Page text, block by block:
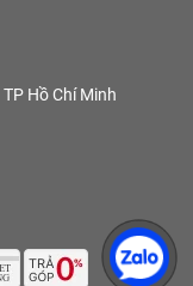
TP Hồ Chí Minh